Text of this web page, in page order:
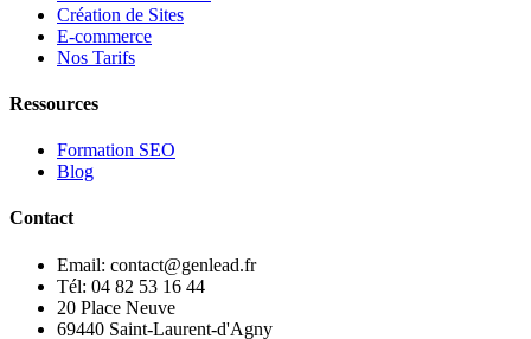
Création de Sites
E-commerce
Nos Tarifs
Ressources
Formation SEO
Blog
Contact
Email: contact@genlead.fr
Tél: 04 82 53 16 44
20 Place Neuve
69440 Saint-Laurent-d'Agny